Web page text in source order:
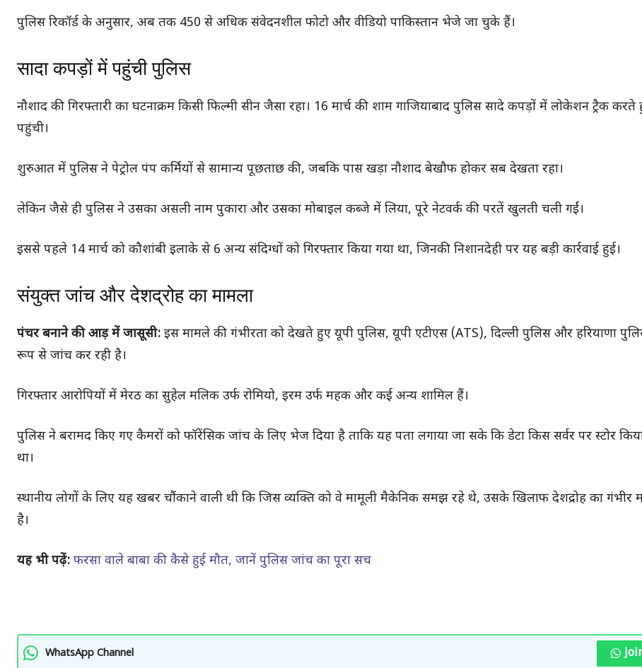
पुलिस रिकॉर्ड के अनुसार, अब तक 450 से अधिक संवेदनशील फोटो और वीडियो पाकिस्तान भेजे जा चुके हैं।
सादा कपड़ों में पहुंची पुलिस
नौशाद की गिरफ्तारी का घटनाक्रम किसी फिल्मी सीन जैसा रहा। 16 मार्च की शाम गाजियाबाद पुलिस सादे कपड़ों में लोकेशन ट्रैक करते
पहुंची।
शुरुआत में पुलिस ने पेट्रोल पंप कर्मियों से सामान्य पूछताछ की, जबकि पास खड़ा नौशाद बेखौफ होकर सब देखता रहा।
लेकिन जैसे ही पुलिस ने उसका असली नाम पुकारा और उसका मोबाइल कब्जे में लिया, पूरे नेटवर्क की परतें खुलती चली गईं।
इससे पहले 14 मार्च को कौशांबी इलाके से 6 अन्य संदिग्धों को गिरफ्तार किया गया था, जिनकी निशानदेही पर यह बड़ी कार्रवाई हुई।
संयुक्त जांच और देशद्रोह का मामला
पंचर बनाने की आड़ में जासूसी: इस मामले की गंभीरता को देखते हुए यूपी पुलिस, यूपी एटीएस (ATS), दिल्ली पुलिस और हरियाणा
रूप से जांच कर रही है।
गिरफ्तार आरोपियों में मेरठ का सुहेल मलिक उर्फ रोमियो, इरम उर्फ महक और कई अन्य शामिल हैं।
पुलिस ने बरामद किए गए कैमरों को फॉरेंसिक जांच के लिए भेज दिया है ताकि यह पता लगाया जा सके कि डेटा किस सर्वर पर स्टोर
था।
स्थानीय लोगों के लिए यह खबर चौंकाने वाली थी कि जिस व्यक्ति को वे मामूली मैकेनिक समझ रहे थे, उसके खिलाफ देशद्रोह का गंभीर
है।
यह भी पढ़ें: फरसा वाले बाबा की कैसे हुई मौत, जानें पुलिस जांच का पूरा सच
WhatsApp Channel